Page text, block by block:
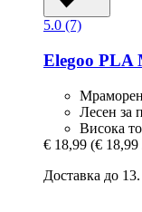
5.0 (7)
Elegoo PLA
Лесен за
Висока
€ 18,99 (€ 18,99
Доставка до 13.